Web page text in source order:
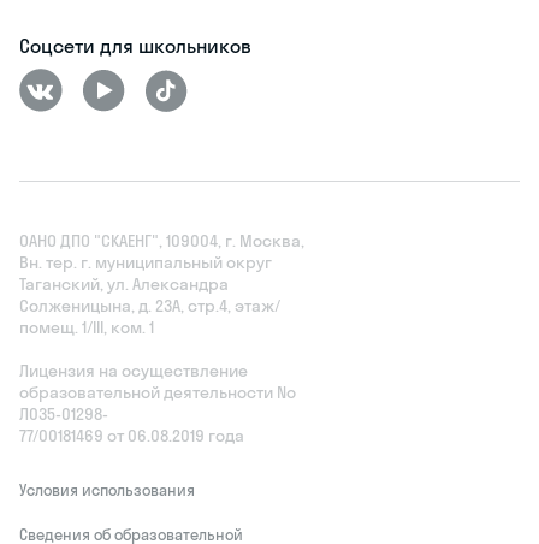
Соцсети для школьников
ОАНО ДПО "СКАЕНГ", 109004, г. Москва,
Вн. тер. г. муниципальный округ
Таганский, ул. Александра
Солженицына, д. 23А, стр.4, этаж/
помещ. 1/III, ком. 1
Лицензия на осуществление
образовательной деятельности No
Л035‑01298-
77/00181469 от 06.08.2019 года
Условия использования
Сведения об образовательной